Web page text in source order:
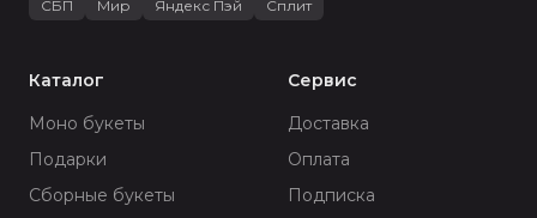
СБП Мир Яндекс Пэй Сплит
Каталог
Моно букеты
Подарки
Сборные букеты
Сервис
Доставка
Оплата
Подписка